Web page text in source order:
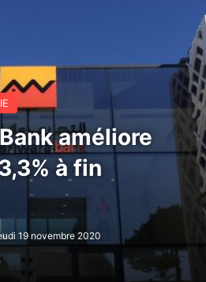
améliore
à fin
19 novembre 2020